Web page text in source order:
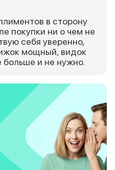
в сторону
покупки ни о чем не
себя уверенно,
мощный, видок
больше и не нужно.